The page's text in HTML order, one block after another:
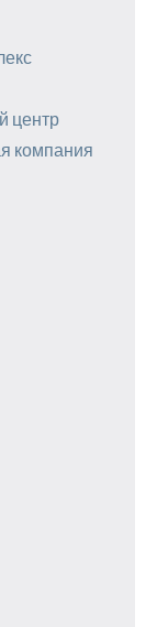
центр
компания